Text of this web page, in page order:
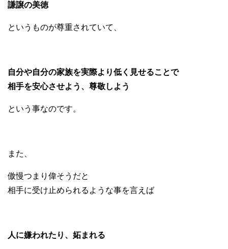
謙譲の美徳
というものが尊重されていて、
自分や自分の家族を実際より低く見せることで
相手を安心させよう、尊敬しよう
という事なのです。
また、
傲慢つまり偉そうだと
相手に受け止められるような事を言えば
人に嫌われたり、妬まれる